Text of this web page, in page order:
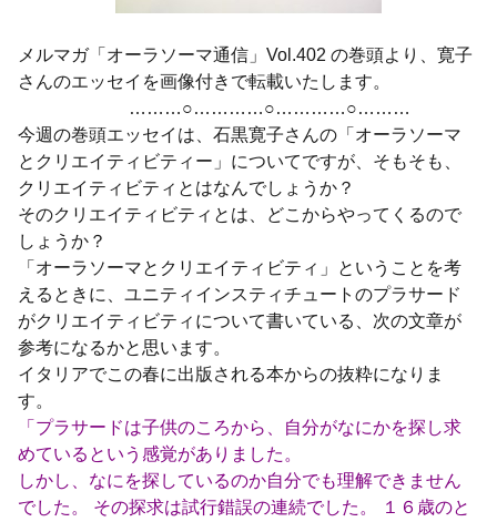
メルマガ「オーラソーマ通信」Vol.402 の巻頭より、寛子
さんのエッセイを画像付きで転載いたします。
………○…………○…………○………
今週の巻頭エッセイは、石黒寛子さんの「オーラソーマ
とクリエイティビティー」についてですが、そもそも、
クリエイティビティとはなんでしょうか？
そのクリエイティビティとは、どこからやってくるので
しょうか？
「オーラソーマとクリエイティビティ」ということを考
えるときに、ユニティインスティチュートのプラサード
がクリエイティビティについて書いている、次の文章が
参考になるかと思います。
イタリアでこの春に出版される本からの抜粋になりま
す。
「プラサードは子供のころから、自分がなにかを探し求
めているという感覚がありました。
しかし、なにを探しているのか自分でも理解できません
でした。 その探求は試行錯誤の連続でした。 １６歳のと